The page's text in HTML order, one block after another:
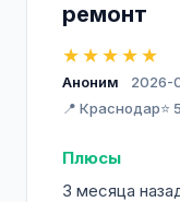
ремонт
★★★★★
Аноним
2026-
📍 Краснодар⭐ 5
Плюсы
3 месяца